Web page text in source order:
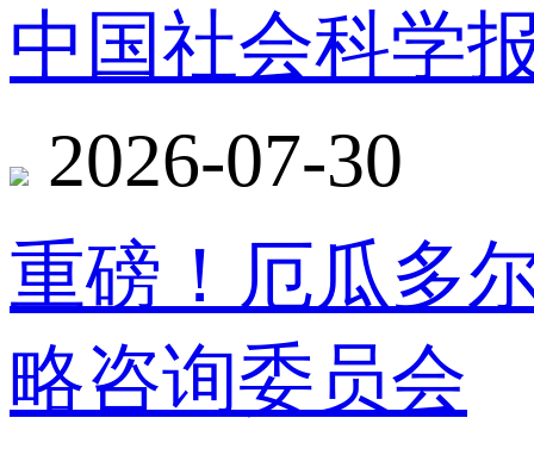
中国社会科学
2026-07-30
重磅！厄瓜多
略咨询委员会